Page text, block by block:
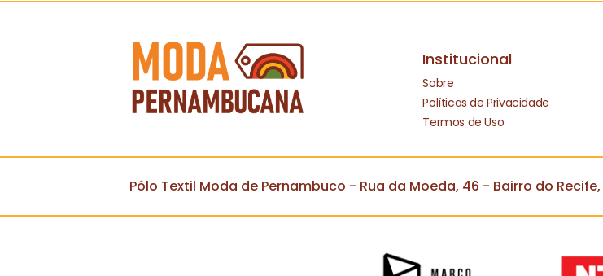
Institucional
Sobre
Políticas de Privacidade
Termos de Uso
Pólo Textil Moda de Pernambuco - Rua da Moeda, 46 - Bairro do Recife,